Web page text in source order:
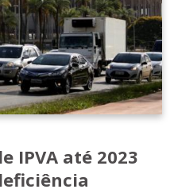
IPVA até 2023